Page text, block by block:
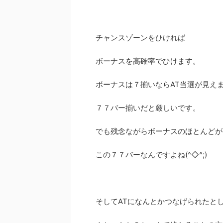
チャンスゾーンをひければ
ボーナスを高確率でひけます。
ボーナスは７揃いならAT当選が見え
７７バー揃いだと厳しいです。
でも残念ながらボーナスのほとんどが
この７７バーなんですよね(^◇^;)
そしてATになんとかつなげられたとし